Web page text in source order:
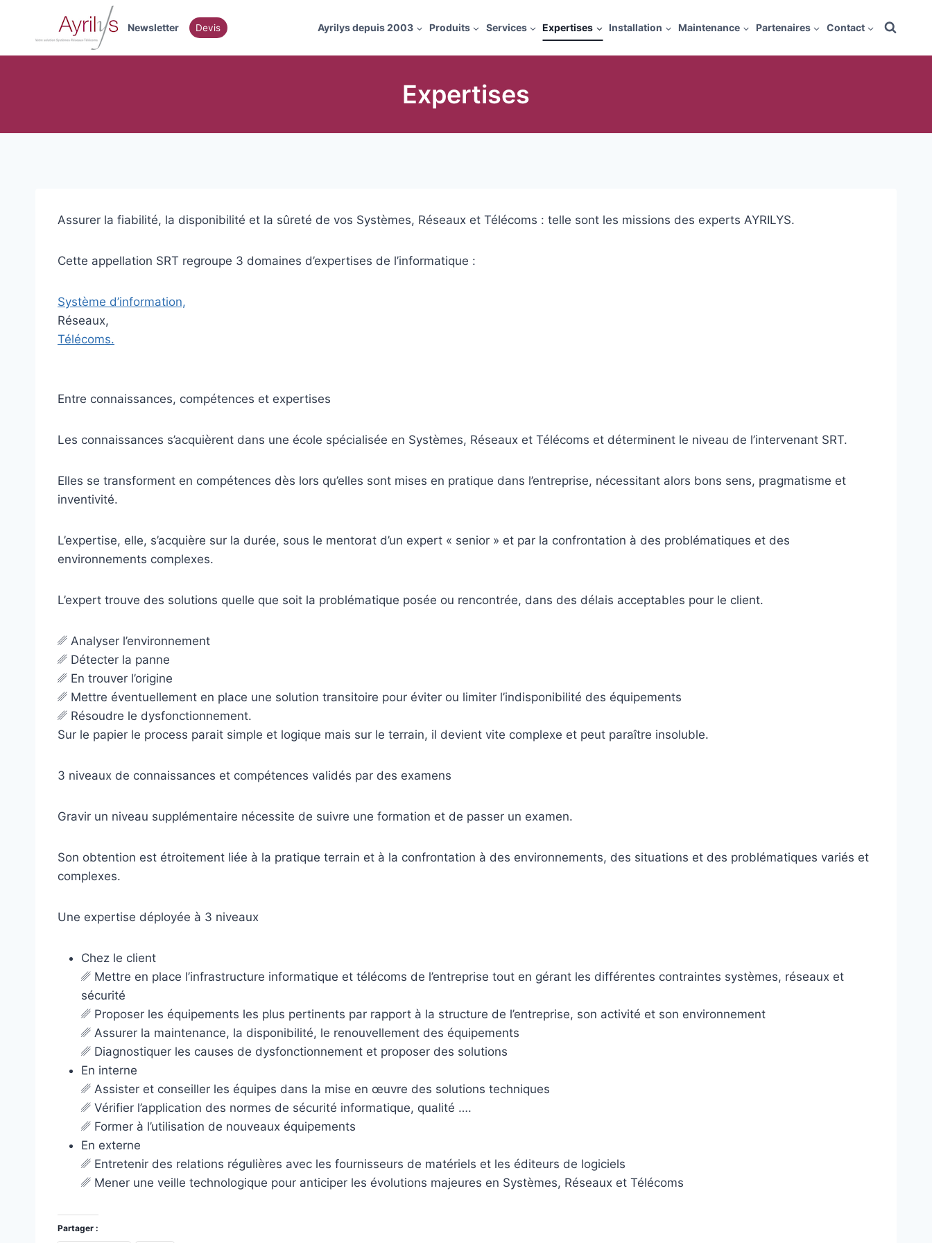
contenu
Newsletter Devis Ayrilys depuis 2003 Produits Services Expertises Installation Maintenance Partenaires Contact
Expertises
Assurer la fiabilité, la disponibilité et la sûreté de vos Systèmes, Réseaux et Télécoms : telle sont les missions des experts AYRILYS.
Cette appellation SRT regroupe 3 domaines d’expertises de l’informatique :
Système d’information,
Réseaux,
Télécoms.
Entre connaissances, compétences et expertises
Les connaissances s’acquièrent dans une école spécialisée en Systèmes, Réseaux et Télécoms et déterminent le niveau de l’intervenant SRT.
Elles se transforment en compétences dès lors qu’elles sont mises en pratique dans l’entreprise, nécessitant alors bons sens, pragmatisme et
inventivité.
L’expertise, elle, s’acquière sur la durée, sous le mentorat d’un expert « senior » et par la confrontation à des problématiques et des
environnements complexes.
L’expert trouve des solutions quelle que soit la problématique posée ou rencontrée, dans des délais acceptables pour le client.
␥ Analyser l’environnement
␥ Détecter la panne
␥ En trouver l’origine
␥ Mettre éventuellement en place une solution transitoire pour éviter ou limiter l’indisponibilité des équipements
␥ Résoudre le dysfonctionnement.
Sur le papier le process parait simple et logique mais sur le terrain, il devient vite complexe et peut paraître insoluble.
3 niveaux de connaissances et compétences validés par des examens
Gravir un niveau supplémentaire nécessite de suivre une formation et de passer un examen.
Son obtention est étroitement liée à la pratique terrain et à la confrontation à des environnements, des situations et des problématiques variés et
complexes.
Une expertise déployée à 3 niveaux
Chez le client
␥ Mettre en place l’infrastructure informatique et télécoms de l’entreprise tout en gérant les différentes contraintes systèmes, réseaux et
sécurité
␥ Proposer les équipements les plus pertinents par rapport à la structure de l’entreprise, son activité et son environnement
␥ Assurer la maintenance, la disponibilité, le renouvellement des équipements
␥ Diagnostiquer les causes de dysfonctionnement et proposer des solutions
En interne
␥ Assister et conseiller les équipes dans la mise en œuvre des solutions techniques
␥ Vérifier l’application des normes de sécurité informatique, qualité ….
␥ Former à l’utilisation de nouveaux équipements
En externe
␥ Entretenir des relations régulières avec les fournisseurs de matériels et les éditeurs de logiciels
␥ Mener une veille technologique pour anticiper les évolutions majeures en Systèmes, Réseaux et Télécoms
Partager :